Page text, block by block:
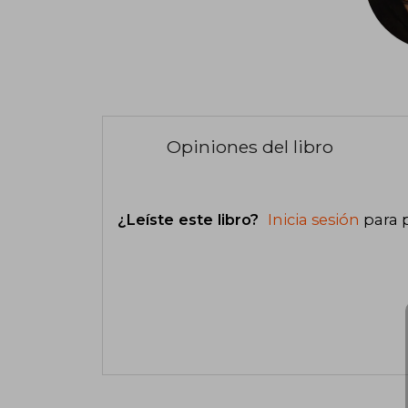
Opiniones del libro
¿Leíste este libro? Inicia sesión para